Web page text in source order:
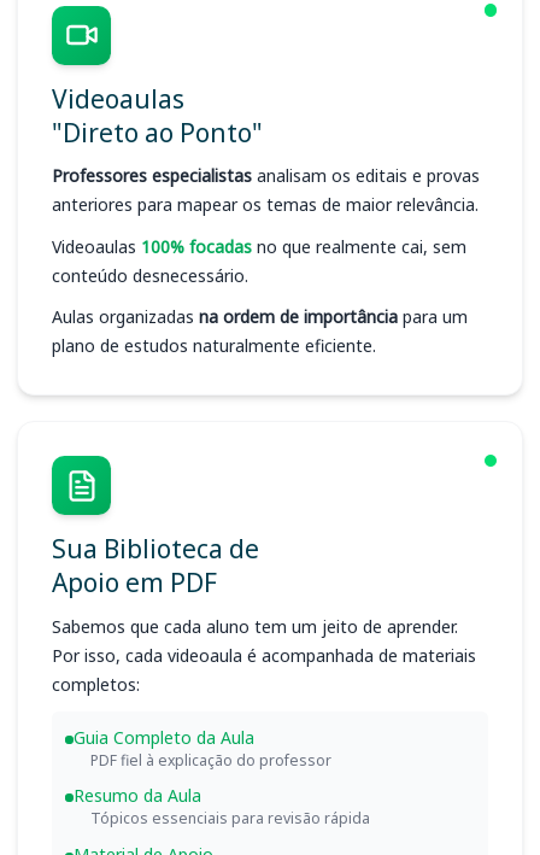
Videoaulas
"Direto ao Ponto"
Professores especialistas analisam os editais e provas
anteriores para mapear os temas de maior relevância.
Videoaulas 100% focadas no que realmente cai, sem
conteúdo desnecessário.
Aulas organizadas na ordem de importância para um
plano de estudos naturalmente eficiente.
Sua Biblioteca de
Apoio em PDF
Sabemos que cada aluno tem um jeito de aprender.
Por isso, cada videoaula é acompanhada de materiais
completos:
Guia Completo da Aula
PDF fiel à explicação do professor
Resumo da Aula
Tópicos essenciais para revisão rápida